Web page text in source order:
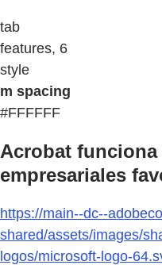
tab
features, 6
style
m spacing
#FFFFFF
Acrobat
empresariales
https://main--dc--
shared/assets/images/
logos/microsoft-logo-